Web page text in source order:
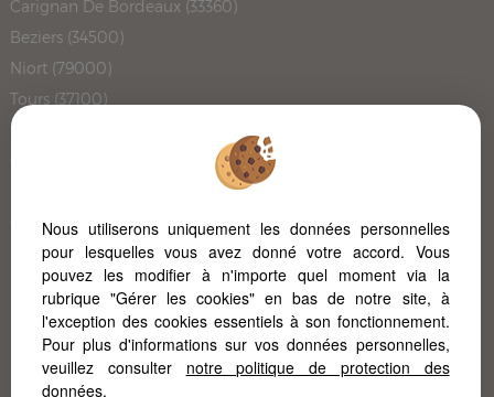
Carignan De Bordeaux (33360)
Beziers (34500)
Niort (79000)
Tours (37100)
Montpellier (34000)
Chateauneuf Grasse (06740)
Champniers (16430)
Pont L'abbe D'arnoult (17250)
Bordeaux (33100)
L'immobilier à Poitiers
L'immobilier à la Rochelle
Nous utiliserons uniquement les données personnelles
pour lesquelles vous avez donné votre accord. Vous
pouvez les modifier à n'importe quel moment via la
rubrique "Gérer les cookies" en bas de notre site, à
l'exception des cookies essentiels à son fonctionnement.
Pour plus d'informations sur vos données personnelles,
veuillez consulter notre politique de protection des
données.